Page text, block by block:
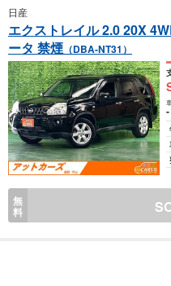
日産
エクストレイル 2.0 20X
ータ 禁煙 （DBA-NT31）
-
無
料